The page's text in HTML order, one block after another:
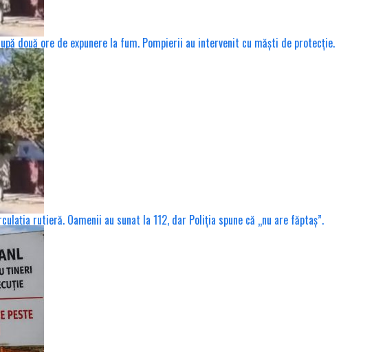
două ore de expunere la fum. Pompierii au intervenit cu măști de protecție.
rutieră. Oamenii au sunat la 112, dar Poliția spune că „nu are făptaș”.